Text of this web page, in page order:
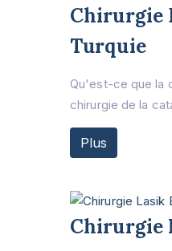
Chirurgie
Turquie
Qu'est-ce que la
chirurgie de la
Plus
Chirurgie